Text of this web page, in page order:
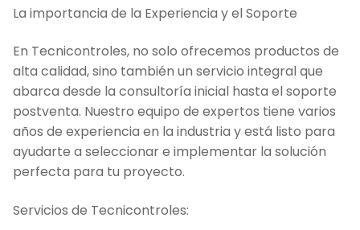
La importancia de la Experiencia y el Soporte
En Tecnicontroles, no solo ofrecemos productos de
alta calidad, sino también un servicio integral que
abarca desde la consultoría inicial hasta el soporte
postventa. Nuestro equipo de expertos tiene varios
años de experiencia en la industria y está listo para
ayudarte a seleccionar e implementar la solución
perfecta para tu proyecto.
Servicios de Tecnicontroles: